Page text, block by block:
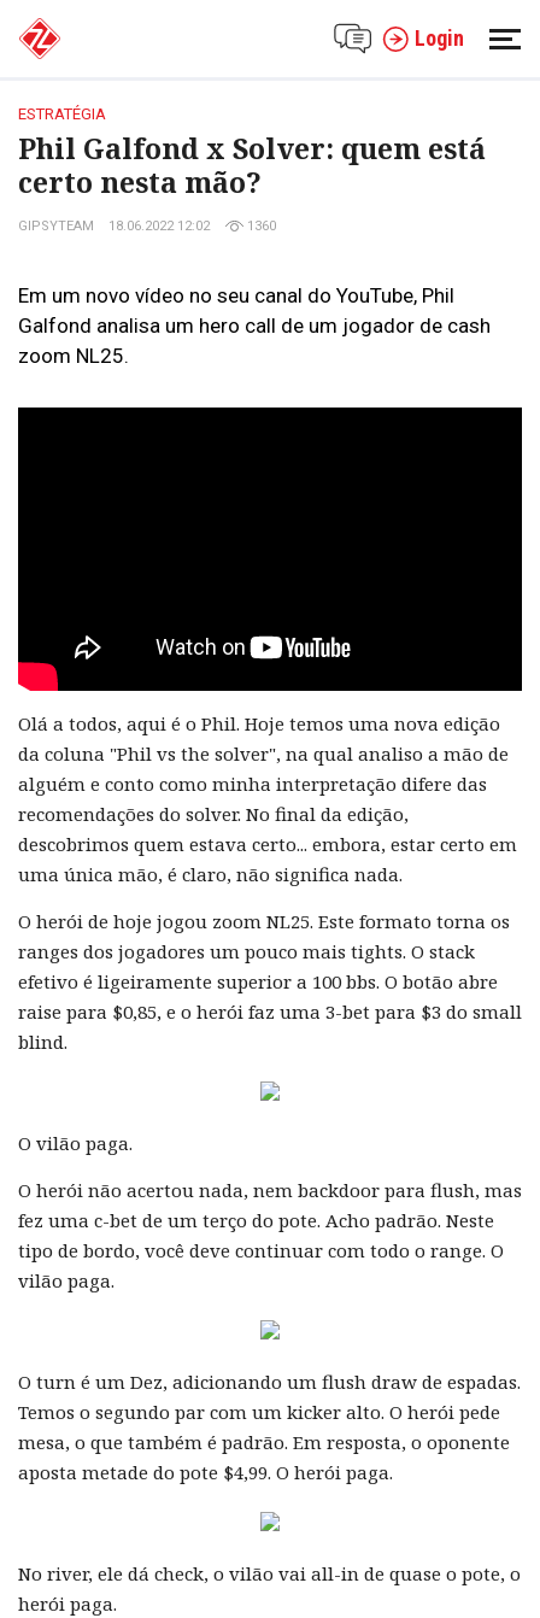
Login
ESTRATÉGIA
Phil Galfond x Solver: quem está
certo nesta mão?
GIPSYTEAM 18.06.2022 12:02 1360
Em um novo vídeo no seu canal do YouTube, Phil
Galfond analisa um hero call de um jogador de cash
zoom NL25.
Olá a todos, aqui é o Phil. Hoje temos uma nova edição
da coluna "Phil vs the solver", na qual analiso a mão de
alguém e conto como minha interpretação difere das
recomendações do solver. No final da edição,
descobrimos quem estava certo... embora, estar certo em
uma única mão, é claro, não significa nada.
O herói de hoje jogou zoom NL25. Este formato torna os
ranges dos jogadores um pouco mais tights. O stack
efetivo é ligeiramente superior a 100 bbs. O botão abre
raise para $0,85, e o herói faz uma 3-bet para $3 do small
blind.
O vilão paga.
O herói não acertou nada, nem backdoor para flush, mas
fez uma c-bet de um terço do pote. Acho padrão. Neste
tipo de bordo, você deve continuar com todo o range. O
vilão paga.
O turn é um Dez, adicionando um flush draw de espadas.
Temos o segundo par com um kicker alto. O herói pede
mesa, o que também é padrão. Em resposta, o oponente
aposta metade do pote $4,99. O herói paga.
No river, ele dá check, o vilão vai all-in de quase o pote, o
herói paga.